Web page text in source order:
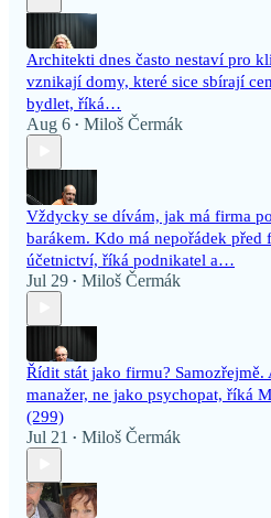
Architekti dnes často nestaví pro
vznikají domy, které sice sbírají
bydlet, říká…
Aug 6 • Miloš Čermák
Vždycky se dívám, jak má firma
barákem. Kdo má nepořádek
účetnictví, říká podnikatel a…
Jul 29 • Miloš Čermák
Řídit stát jako firmu?
manažer, ne jako psychopat, říká
(299)
Jul 21 • Miloš Čermák